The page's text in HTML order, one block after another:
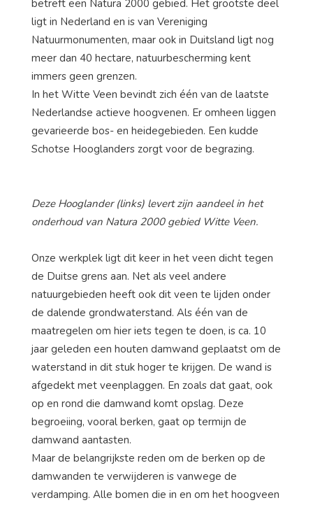
betreft een Natura 2000 gebied. Het grootste deel
ligt in Nederland en is van Vereniging
Natuurmonumenten, maar ook in Duitsland ligt nog
meer dan 40 hectare, natuurbescherming kent
immers geen grenzen.
In het Witte Veen bevindt zich één van de laatste
Nederlandse actieve hoogvenen. Er omheen liggen
gevarieerde bos- en heidegebieden. Een kudde
Schotse Hooglanders zorgt voor de begrazing.
Deze Hooglander (links) levert zijn aandeel in het
onderhoud van Natura 2000 gebied Witte Veen.
Onze werkplek ligt dit keer in het veen dicht tegen
de Duitse grens aan. Net als veel andere
natuurgebieden heeft ook dit veen te lijden onder
de dalende grondwaterstand. Als één van de
maatregelen om hier iets tegen te doen, is ca. 10
jaar geleden een houten damwand geplaatst om de
waterstand in dit stuk hoger te krijgen. De wand is
afgedekt met veenplaggen. En zoals dat gaat, ook
op en rond die damwand komt opslag. Deze
begroeiing, vooral berken, gaat op termijn de
damwand aantasten.
Maar de belangrijkste reden om de berken op de
damwanden te verwijderen is vanwege de
verdamping. Alle bomen die in en om het hoogveen